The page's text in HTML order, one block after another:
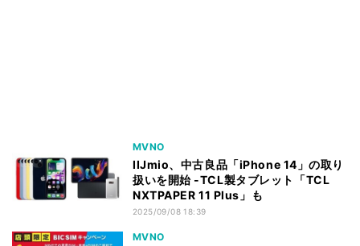
MVNO
IIJmio、中古良品「iPhone 14」の取り
扱いを開始 -TCL製タブレット「TCL
NXTPAPER 11 Plus」も
2025/09/08 18:39
MVNO